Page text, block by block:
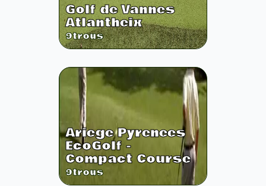
Golf de Vannes
Atlantheix
9trous
Ariege Pyrenees
EcoGolf -
Compact Course
9trous